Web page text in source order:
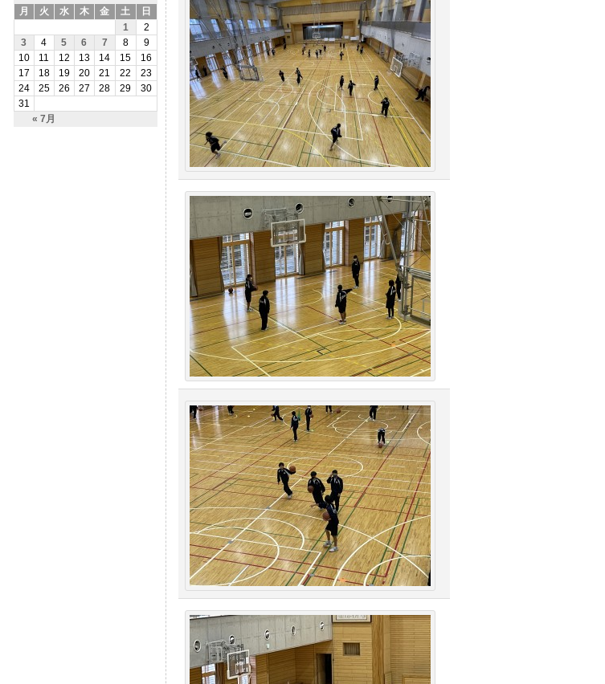
月
火 水 木 金 土 日
« 7月
1
2
3
4 5 6 7 8
9
10
11 12 13 14 15
16
17
18 19 20 21 22
23
24
25 26 27 28 29
30
31